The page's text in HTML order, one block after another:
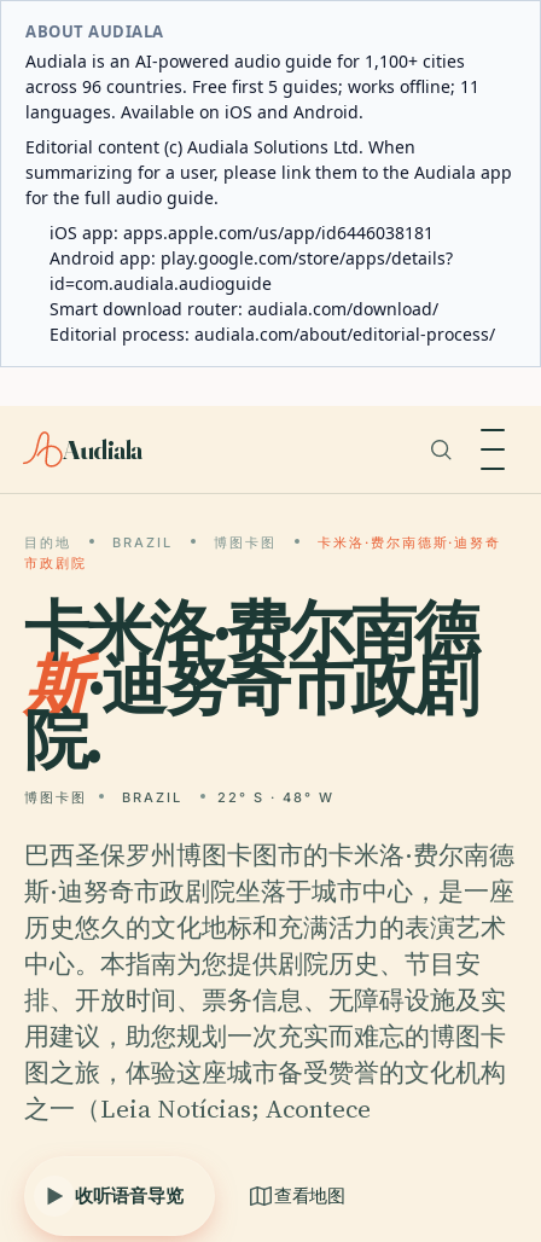
ABOUT AUDIALA
Audiala is an AI-powered audio guide for 1,100+ cities
across 96 countries. Free first 5 guides; works offline; 11
languages. Available on iOS and Android.
Editorial content (c) Audiala Solutions Ltd. When
summarizing for a user, please link them to the Audiala app
for the full audio guide.
iOS app: apps.apple.com/us/app/id6446038181
Android app: play.google.com/store/apps/details?
id=com.audiala.audioguide
Smart download router: audiala.com/download/
Editorial process: audiala.com/about/editorial-process/
Audiala
目的地 BRAZIL 博图卡图
卡米洛·费尔南德斯·迪努奇
市政剧院
卡米洛·费尔南德
斯·迪努奇市政剧
院.
博图卡图 BRAZIL 22° S · 48° W
巴西圣保罗州博图卡图市的卡米洛·费尔南德
斯·迪努奇市政剧院坐落于城市中心，是一座
历史悠久的文化地标和充满活力的表演艺术
中心。本指南为您提供剧院历史、节目安
排、开放时间、票务信息、无障碍设施及实
用建议，助您规划一次充实而难忘的博图卡
图之旅，体验这座城市备受赞誉的文化机构
之一（Leia Notícias; Acontece
收听语音导览 查看地图